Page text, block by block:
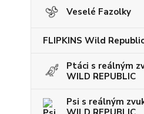
Veselé Fazolky
FLIPKINS Wild Republic
Ptáci s reálným
WILD REPUBLIC
Psi s reálným